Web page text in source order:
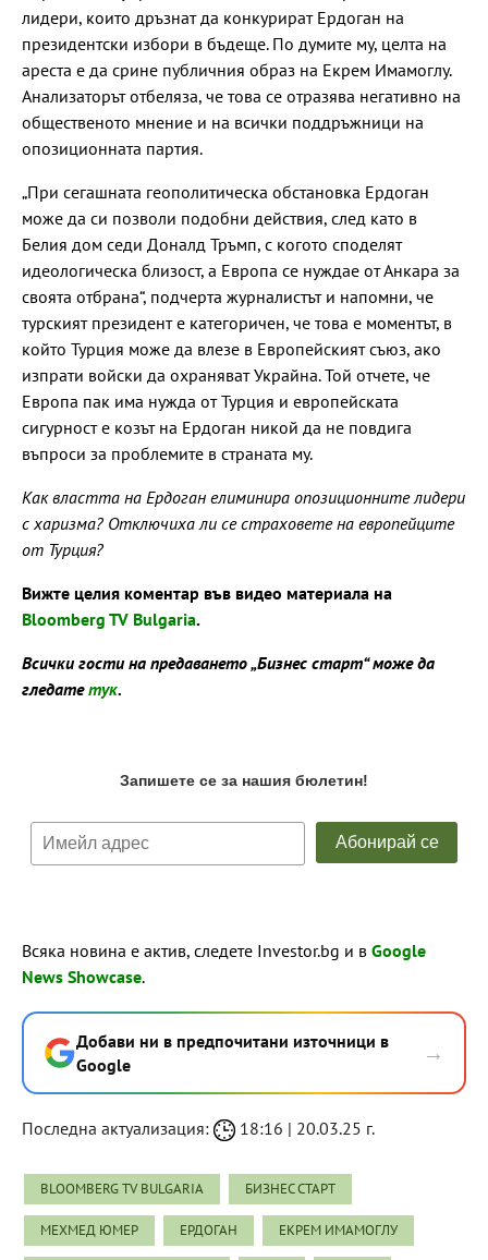
лидери, които дръзнат да конкурират Ердоган на
президентски избори в бъдеще. По думите му, целта на
ареста е да срине публичния образ на Екрем Имамоглу.
Анализаторът отбеляза, че това се отразява негативно на
общественото мнение и на всички поддръжници на
опозиционната партия.
„При сегашната геополитическа обстановка Ердоган
може да си позволи подобни действия, след като в
Белия дом седи Доналд Тръмп, с когото споделят
идеологическа близост, а Европа се нуждае от Анкара за
своята отбрана“, подчерта журналистът и напомни, че
турският президент е категоричен, че това е моментът, в
който Турция може да влезе в Европейският съюз, ако
изпрати войски да охраняват Украйна. Той отчете, че
Европа пак има нужда от Турция и европейската
сигурност е козът на Ердоган никой да не повдига
въпроси за проблемите в страната му.
Как властта на Ердоган елиминира опозиционните лидери
с харизма? Отключиха ли се страховете на европейците
от Турция?
Вижте целия коментар във видео материала на
Bloomberg TV Bulgaria.
Всички гости на предаването „Бизнес старт“ може да
гледатетук.
Всяка новина е актив, следете Investor.bg и в Google
News Showcase.
Добави ни в предпочитани източници в
Google
→
Последна актуализация: 18:16 | 20.03.25 г.
BLOOMBERG TV BULGARIA БИЗНЕС СТАРТ
МЕХМЕД ЮМЕР ЕРДОГАН ЕКРЕМ ИМАМОГЛУ